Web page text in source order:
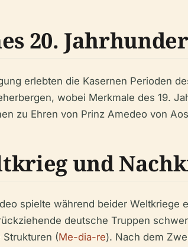
20.
erlebten die Kasernen Perioden
wobei Merkmale des 19.
zu Ehren von Prinz Amedeo von
und
spielte während beider
deutsche Truppen
(Me-dia-re). Nach dem